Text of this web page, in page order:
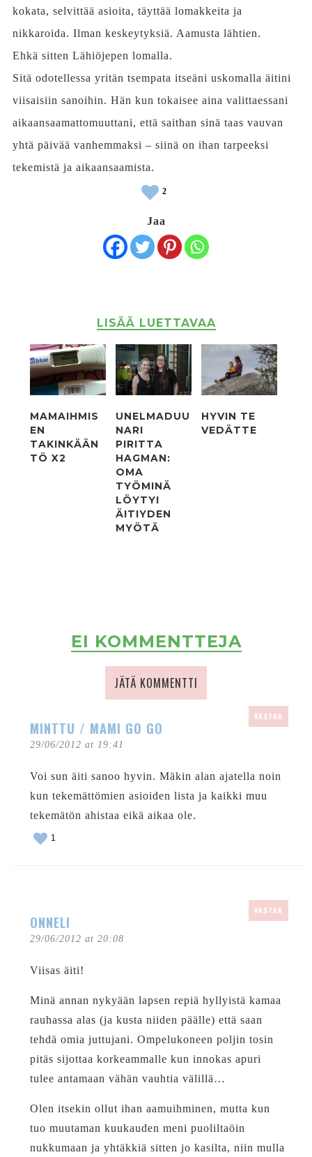
kokata, selvittää asioita, täyttää lomakkeita ja
nikkaroida. Ilman keskeytyksiä. Aamusta lähtien.
Ehkä sitten Lähiöjepen lomalla.
Sitä odotellessa yritän tsempata itseäni uskomalla äitini
viisaisiin sanoihin. Hän kun tokaisee aina valittaessani
aikaansaamattomuuttani, että saithan sinä taas vauvan
yhtä päivää vanhemmaksi – siinä on ihan tarpeeksi
tekemistä ja aikaansaamista.
2
Jaa
LISÄÄ LUETTAVAA
MAMAIHMIS
EN
TAKINKÄÄN
TÖ X2
UNELMADUU
NARI
PIRITTA
HAGMAN:
OMA
TYÖMINÄ
LÖYTYI
ÄITIYDEN
MYÖTÄ
HYVIN TE
VEDÄTTE
EI KOMMENTTEJA
JÄTÄ KOMMENTTI
MINTTU / MAMI GO GO
29/06/2012 at 19:41
VASTAA
Voi sun äiti sanoo hyvin. Mäkin alan ajatella noin
kun tekemättömien asioiden lista ja kaikki muu
tekemätön ahistaa eikä aikaa ole.
1
ONNELI
29/06/2012 at 20:08
VASTAA
Viisas äiti!
Minä annan nykyään lapsen repiä hyllyistä kamaa
rauhassa alas (ja kusta niiden päälle) että saan
tehdä omia juttujani. Ompelukoneen poljin tosin
pitäs sijottaa korkeammalle kun innokas apuri
tulee antamaan vähän vauhtia välillä…
Olen itsekin ollut ihan aamuihminen, mutta kun
tuo muutaman kuukauden meni puoliltaöin
nukkumaan ja yhtäkkiä sitten jo kasilta, niin mulla